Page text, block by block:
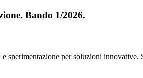
Bando 1/2026.
per soluzioni innovative.